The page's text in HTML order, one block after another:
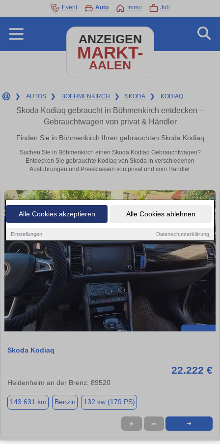
Alle Cookies akzeptieren Alle Cookies ablehnen
Einstellungen Datenschutzerklärung
Event Auto Immo Job
ANZEIGEN
MARKT-
AALEN
❯ AUTOS ❯ BOEHMENKIRCH ❯ SKODA ❯ KODIAQ
Skoda Kodiaq gebraucht in Böhmenkirch entdecken –
Gebrauchtwagen von privat & Händler
Finden Sie in Böhmenkirch Ihren gebrauchten Skoda Kodiaq
Suchen Sie in Böhmenkirch einen Skoda Kodiaq Gebrauchtwagen?
Entdecken Sie gebrauchte Kodiaq von Skoda in verschiedenen
Ausführungen und Preisklassen von privat und vom Händler.
Skoda Kodiaq
22.222 €
Heidenheim an der Brenz, 89520
143.631 km Benzin 132 kw (179 PS)
★ ➦ ➜